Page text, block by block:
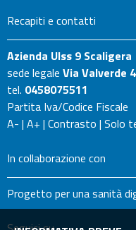
Recapiti e contatti
Azienda Ulss 9 Scaligera
sede legale Via Valverde
tel. 0458075511
Partita Iva/Codice Fiscale
A- | A+ | Contrasto | Solo
In collaborazione con
Progetto per una sanità